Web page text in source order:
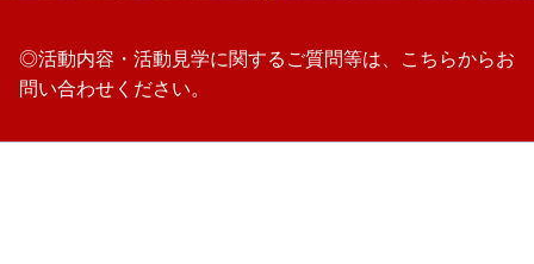
◎活動内容・活動見学に関するご質問等は、こちらからお
問い合わせください。